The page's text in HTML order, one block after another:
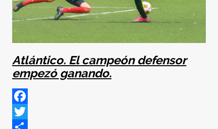
Atlántico. El campeón defensor
empezó ganando.
Facebook
Twitter